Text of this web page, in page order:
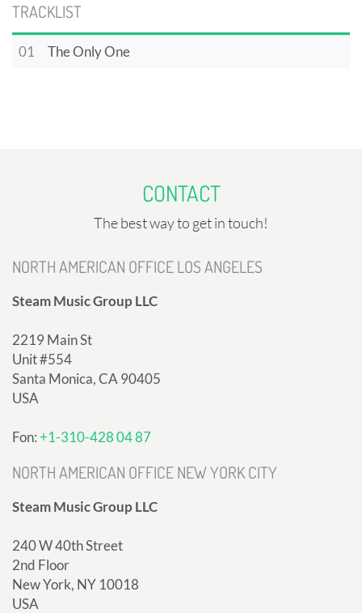
TRACKLIST
01 The Only One
CONTACT
The best way to get in touch!
NORTH AMERICAN OFFICE LOS ANGELES
Steam Music Group LLC
2219 Main St
Unit #554
Santa Monica, CA 90405
USA
Fon:+1-310-428 04 87
NORTH AMERICAN OFFICE NEW YORK CITY
Steam Music Group LLC
240 W 40th Street
2nd Floor
New York, NY 10018
USA